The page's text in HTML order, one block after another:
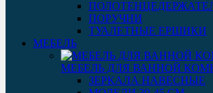
ПОРУЧНИ
ТУАЛЕТНЫЕ ЕРШИКИ
МЕБЕЛЬ
МЕБЕЛЬ ДЛЯ ВАННОЙ
ЗЕРКАЛА НАВЕСНЫЕ